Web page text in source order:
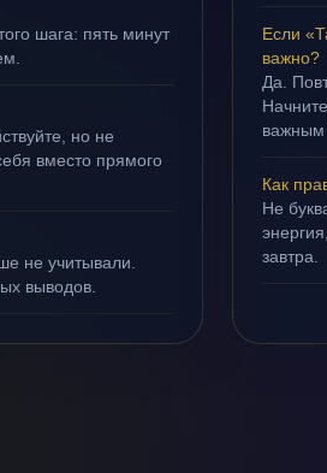
шага: пять минут
но не
вместо прямого
не учитывали.
выводов.
Если
важно?
Да.
важным
Как
Не
завтра.